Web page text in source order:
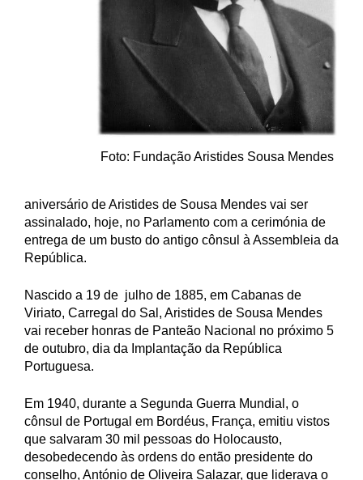
Foto: Fundação Aristides Sousa Mendes
aniversário de Aristides de Sousa Mendes vai ser
assinalado, hoje, no Parlamento com a cerimónia de
entrega de um busto do antigo cônsul à Assembleia da
República.
Nascido a 19 de julho de 1885, em Cabanas de
Viriato, Carregal do Sal, Aristides de Sousa Mendes
vai receber honras de Panteão Nacional no próximo 5
de outubro, dia da Implantação da República
Portuguesa.
Em 1940, durante a Segunda Guerra Mundial, o
cônsul de Portugal em Bordéus, França, emitiu vistos
que salvaram 30 mil pessoas do Holocausto,
desobedecendo às ordens do então presidente do
conselho, António de Oliveira Salazar, que liderava o